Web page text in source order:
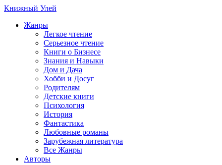
Книжный Улей
Жанры
Легкое чтение
Серьезное чтение
Книги о Бизнесе
Знания и Навыки
Дом и Дача
Хобби и Досуг
Родителям
Детские книги
Психология
История
Фантастика
Любовные романы
Зарубежная литература
Все Жанры
Авторы